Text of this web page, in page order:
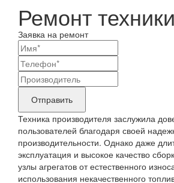
Ремонт техники
Заявка на ремонт
Ваши
контактные
данные
Название
бренда
продукта,
требующего
ремонта
Отправить
Техника производителя заслужила
пользователей благодаря своей
производительности. Однако даже
эксплуатация и высокое качество
узлы агрегатов от естественного
использования некачественного